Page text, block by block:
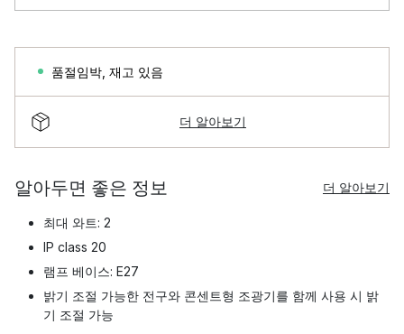
품절임박 재고 있음
더 알아보기
알아두면 좋은 정보 더 알아보기
최대 와트: 2
IP class 20
램프 베이스: E27
밝기 조절 가능한 전구와 콘센트형 조광기를 함께 사용 시 밝
기 조절 가능